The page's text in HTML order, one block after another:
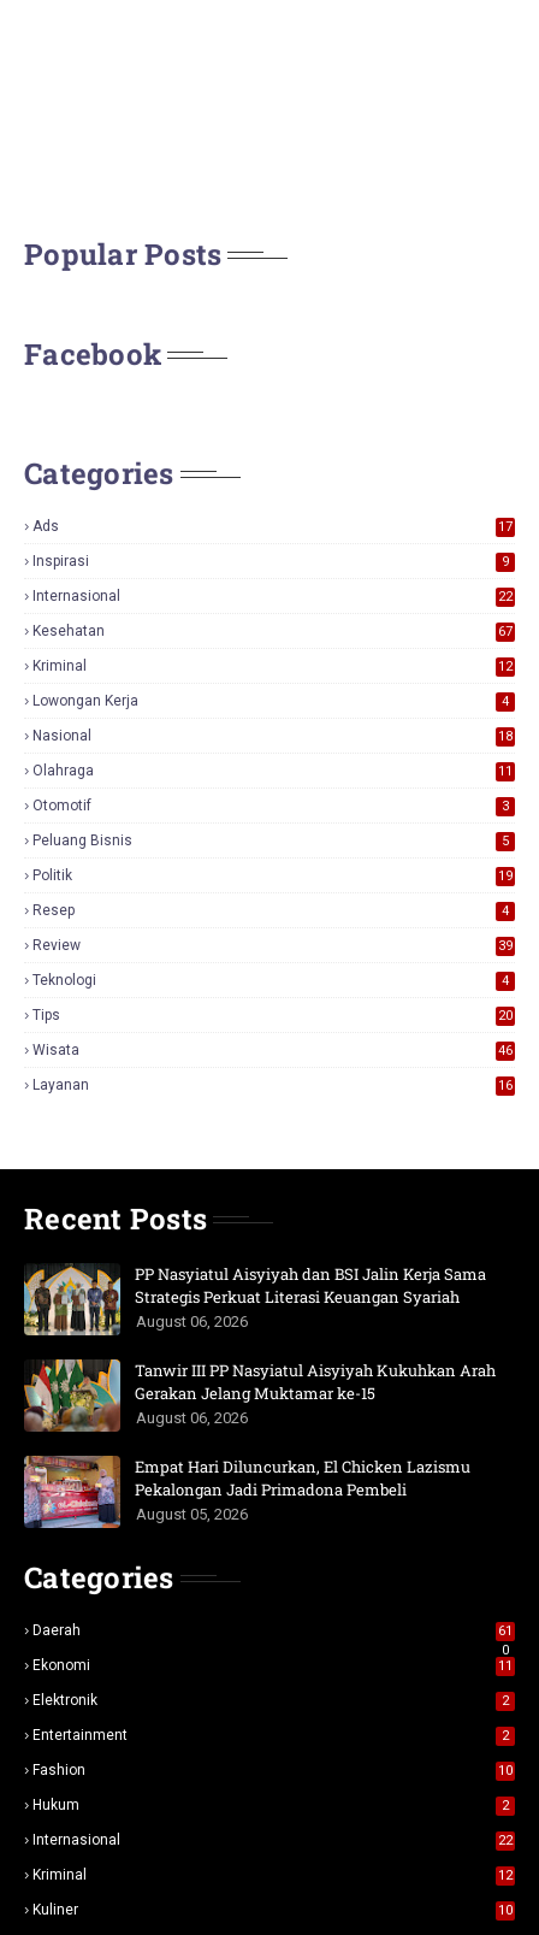
Popular Posts
Facebook
Categories
Ads
17
Inspirasi 9
Internasional 22
Kesehatan 67
Kriminal 12
Lowongan Kerja 4
Nasional
18
Olahraga 11
Otomotif 3
Peluang Bisnis 5
Politik 19
Resep 4
Review
39
Teknologi 4
Tips 20
Wisata 46
Layanan 16
Recent Posts
PP Nasyiatul Aisyiyah dan BSI Jalin Kerja Sama
Strategis Perkuat Literasi Keuangan Syariah
August 06, 2026
Tanwir III PP Nasyiatul Aisyiyah Kukuhkan Arah
Gerakan Jelang Muktamar ke-15
August 06, 2026
Empat Hari Diluncurkan, El Chicken Lazismu
Pekalongan Jadi Primadona Pembeli
August 05, 2026
Categories
Daerah
61
0
Ekonomi 11
Elektronik 2
Entertainment 2
Fashion 10
Hukum 2
Internasional 22
Kriminal 12
Kuliner 10